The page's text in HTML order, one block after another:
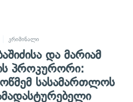
კრიმინალი
და მარიამ
პროკურორი:
სასამართლოს